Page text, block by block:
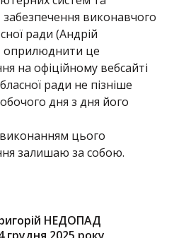
виконавчого
ради (Андрій
це
на офіційному вебсайті
ради не пізніше
дня з дня його
цього
залишаю за собою.
НЕДОПАД